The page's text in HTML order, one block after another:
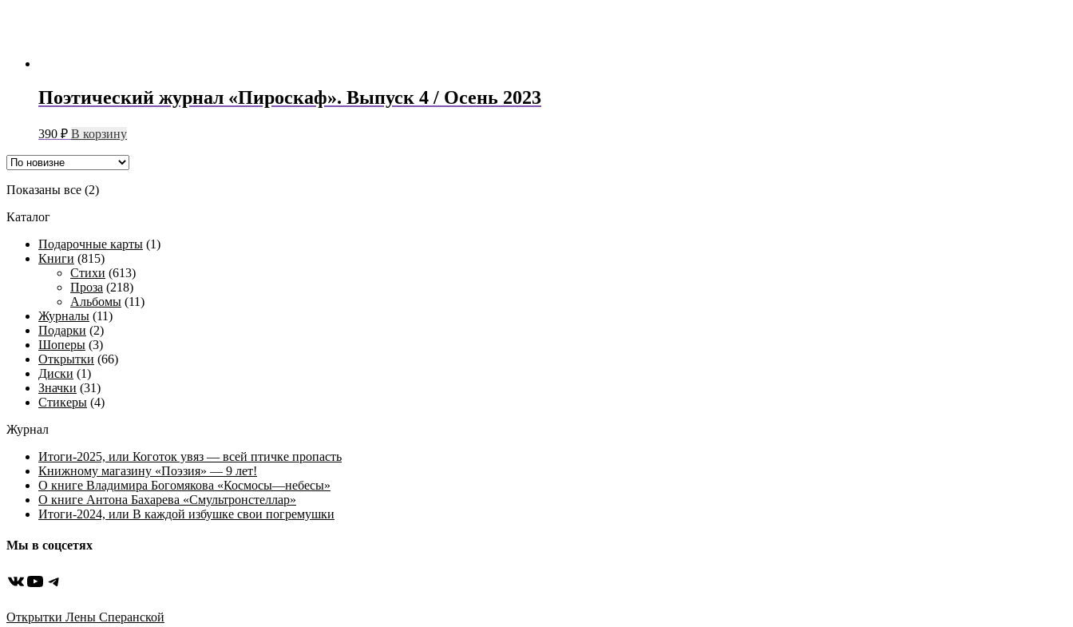
Поэтический журнал «Пироскаф». Выпуск 4 / Осень 2023
390 ₽ В корзину
Показаны все (2)Сортировка:
Каталог
Подарочные карты (1)
Книги (815)
Стихи (613)
Проза (218)
Альбомы (11)
Журналы (11)
Подарки (2)
Шоперы (3)
Открытки (66)
Диски (1)
Значки (31)
Стикеры (4)
Журнал
Итоги-2025, или Коготок увяз — всей птичке пропасть
Книжному магазину «Поэзия» — 9 лет!
О книге Владимира Богомякова «Космосы—небесы»
О книге Антона Бахарева «Смультронстеллар»
Итоги-2024, или В каждой избушке свои погремушки
Мы в соцсетях
ВКонтакте
YouTube
Telegram
Открытки Лены Сперанской